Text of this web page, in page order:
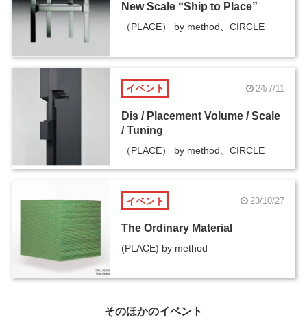
New Scale “Ship to Place”
（PLACE） by method、CIRCLE
イベント 24/7/11
Dis / Placement Volume / Scale
/ Tuning
（PLACE） by method、CIRCLE
イベント 23/10/27
The Ordinary Material
(PLACE) by method
そのほかのイベント